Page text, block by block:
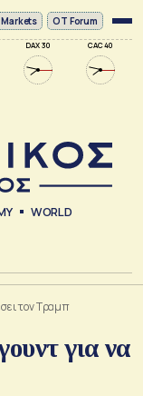
DAX 30 CAC 40
OT Forum
WORLD
τον Τραμπ
για να